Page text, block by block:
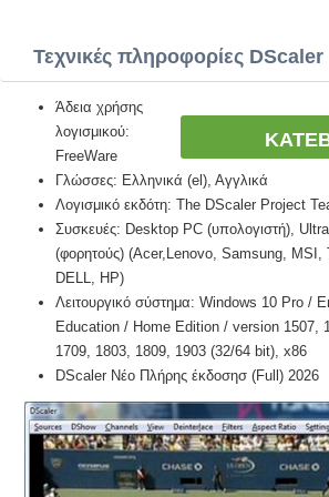
Τεχνικές πληροφορίες DScaler
Άδεια χρήσης
λογισμικού:
FreeWare
Γλώσσες: Ελληνικά (el), Αγγλικά
Λογισμικό εκδότη: The DScaler Project
Συσκευές: Desktop PC (υπολογιστή),
(φορητούς) (Acer,Lenovo, Samsung, MSI,
DELL, HP)
Λειτουργικό σύστημα: Windows 10 Pro /
Education / Home Edition / version 1507,
1709, 1803, 1809, 1903 (32/64 bit), x86
DScaler Νέο Πλήρης έκδοσησ (Full) 2026